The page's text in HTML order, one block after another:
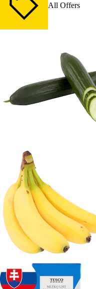
All Offers